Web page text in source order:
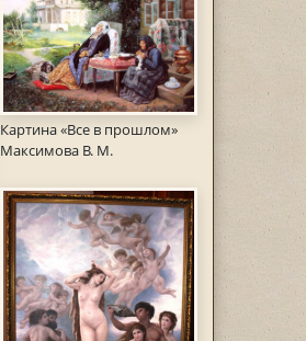
Картина «Все в прошлом»
Максимова В. М.